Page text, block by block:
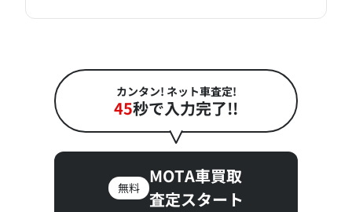
カンタン! ネット車査定!
45秒で入力完了!!
無料
MOTA車買取
査定スタート